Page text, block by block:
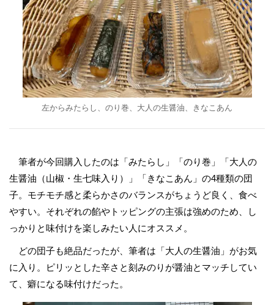
左からみたらし、のり巻、大人の生醤油、きなこあん
筆者が今回購入したのは「みたらし」「のり巻」「大人の
生醤油（山椒・生七味入り）」「きなこあん」の4種類の団
子。モチモチ感と柔らかさのバランスがちょうど良く、食べ
やすい。それぞれの餡やトッピングの主張は強めのため、し
っかりと味付けを楽しみたい人にオススメ。
どの団子も絶品だったが、筆者は「大人の生醤油」がお気
に入り。ピリッとした辛さと刻みのりが醤油とマッチしてい
て、癖になる味付けだった。